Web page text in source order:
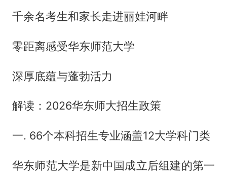
千余名考生和家长走进丽娃河畔
零距离感受华东师范大学
深厚底蕴与蓬勃活力
解读：2026华东师大招生政策
一. 66个本科招生专业涵盖12大学科门类
华东师范大学是新中国成立后组建的第一